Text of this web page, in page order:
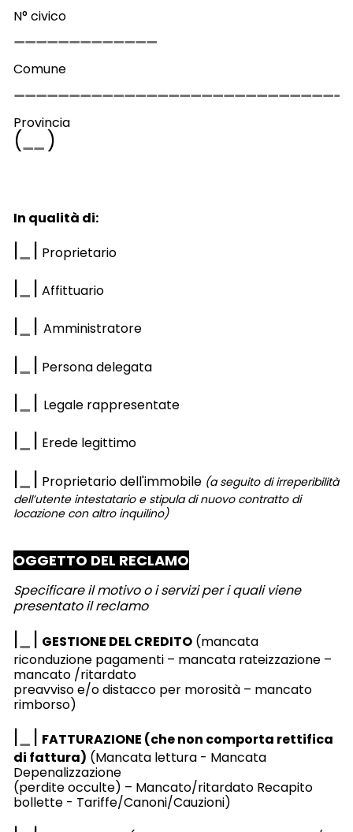
N° civico
Comune
Provincia
( )
In qualità di:
| | Proprietario
| | Affittuario
| | Amministratore
| | Persona delegata
| | Legale rappresentate
| | Erede legittimo
| | Proprietario dell'immobile (a seguito di irreperibilità
dell’utente intestatario e stipula di nuovo contratto di
locazione con altro inquilino)
OGGETTO DEL RECLAMO
Specificare il motivo o i servizi per i quali viene
presentato il reclamo
| | GESTIONE DEL CREDITO(mancata
riconduzione pagamenti – mancata rateizzazione –
mancato /ritardato
preavviso e/o distacco per morosità – mancato
rimborso)
| | FATTURAZIONE (che non comporta rettifica
di fattura) (Mancata lettura - Mancata
Depenalizzazione
(perdite occulte) – Mancato/ritardato Recapito
bollette - Tariffe/Canoni/Cauzioni)